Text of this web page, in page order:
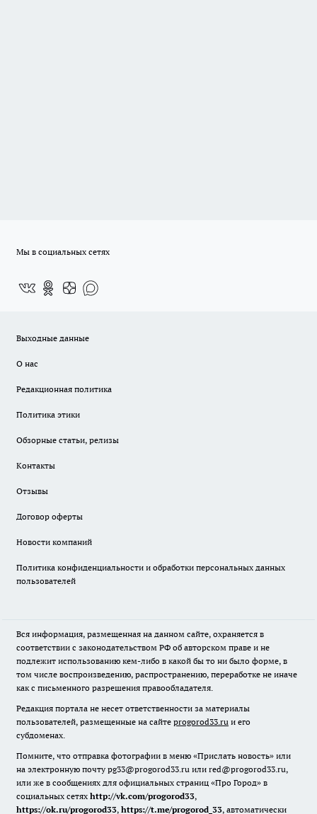
Мы в социальных сетях
Выходные данные
О нас
Редакционная политика
Политика этики
Обзорные статьи, релизы
Контакты
Отзывы
Договор оферты
Новости компаний
Политика конфиденциальности и обработки персональных данных
пользователей
Вся информация, размещенная на данном сайте, охраняется в
соответствии с законодательством РФ об авторском праве и не
подлежит использованию кем-либо в какой бы то ни было форме, в
том числе воспроизведению, распространению, переработке не иначе
как с письменного разрешения правообладателя.
Редакция портала не несет ответственности за материалы
пользователей, размещенные на сайте progorod33.ru и его
субдоменах.
Помните, что отправка фотографии в меню «Прислать новость» или
на электронную почту pg33@progorod33.ru или red@progorod33.ru,
или же в сообщениях для официальных страниц «Про Город» в
социальных сетях http://vk.com/progorod33,
https://ok.ru/progorod33, https://t.me/progorod_33, автоматически